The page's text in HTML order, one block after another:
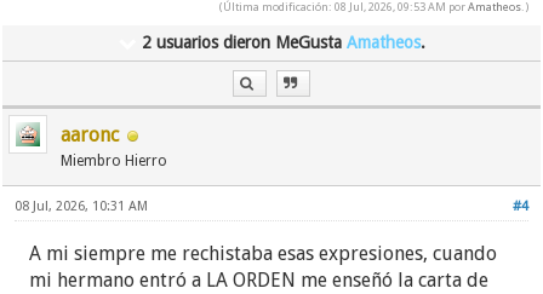
(Última modificación: 08 Jul, 2026, 09:53 AM porAmatheos.)
2 usuarios dieron MeGusta Amatheos.
aaronc
Miembro Hierro
#4
08 Jul, 2026, 10:31 AM
A mi siempre me rechistaba esas expresiones, cuando
mi hermano entró a LA ORDEN me enseñó la carta de